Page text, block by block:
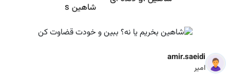
شاهین s
amir.saeidi
امیر